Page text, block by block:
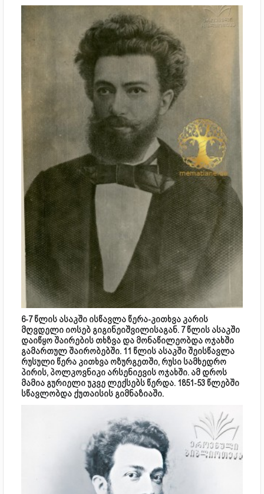
6-7 წლის ასაკში ისწავლა წერა-კითხვა კარის
მღვდელი იოსებ გიგინეიშვილისაგან. 7 წლის ასაკში
დაიწყო შაირების თხზვა და მონაწილეობდა ოჯახში
გამართულ შაირობებში. 11 წლის ასაკში შეისწავლა
რუსული წერა კითხვა ოზურგეთში, რუსი სამხედრო
პირის, პოლკოვნიკი არსენიევის ოჯახში. ამ დროს
მამია გურიელი უკვე ლექსებს წერდა. 1851-53 წლებში
სწავლობდა ქუთაისის გიმნაზიაში.